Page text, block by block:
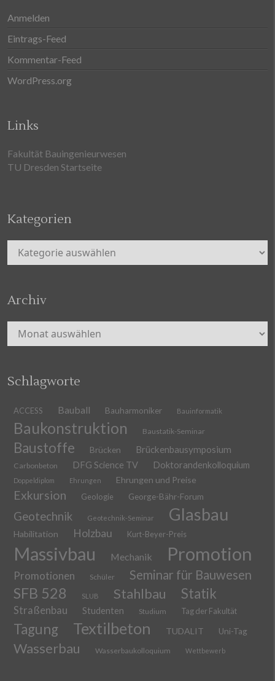
Anmelden
Eintrags-Feed
Kommentar-Feed
WordPress.org
Links
Fakultät Bauingenieurwesen
TU Dresden Startseite
Kategorien
Kategorien
Archiv
Archiv
Schlagworte
ACCESS Bauball Bauharmoniker Bauinformatik
Baukonstruktion Baustatik-Seminar
Baustoffe Brücken Brückenbausymposium
Carbonbeton DFG Science TV Doktorandenkolloquium
Doppeldiplom Ehrungen Ehrungen und Preise
Exkursion Geologie George-Bähr-Forum
Geotechnik Geotechnik-Seminar Glasbau
Habilitation Holzbau Kurt-Beyer-Preis
Massivbau Mechanik Promotion
Promotionen Schüler Seminar für Bauwesen
SFB 528 SLUB Stahlbau Statik
Straßenbau Studenten Studium Tag der Fakultät
Tagung Textilbeton TUDALIT Uni-Tag
Wasserbau Wasserbaukolloquium Wettbewerb